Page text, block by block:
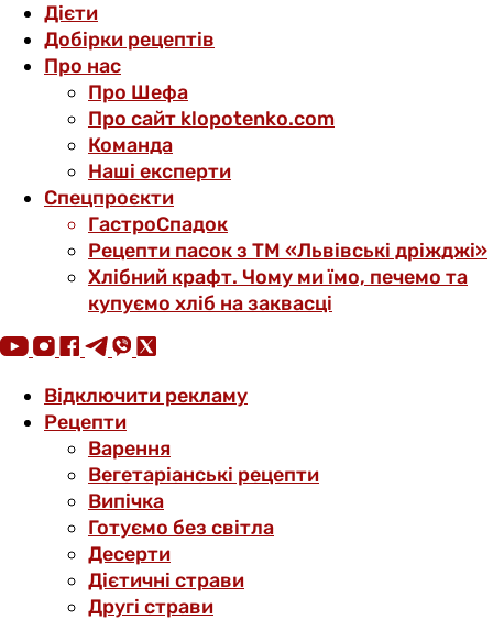
Дієти
Добірки рецептів
Про нас
Про Шефа
Про сайт klopotenko.com
Команда
Наші експерти
Спецпроєкти
ГастроСпадок
Рецепти пасок з ТМ «Львівські дріжджі»
Хлібний крафт. Чому ми їмо, печемо та
купуємо хліб на заквасці
Відключити рекламу
Рецепти
Варення
Вегетаріанські рецепти
Випічка
Готуємо без світла
Десерти
Дієтичні страви
Другі страви